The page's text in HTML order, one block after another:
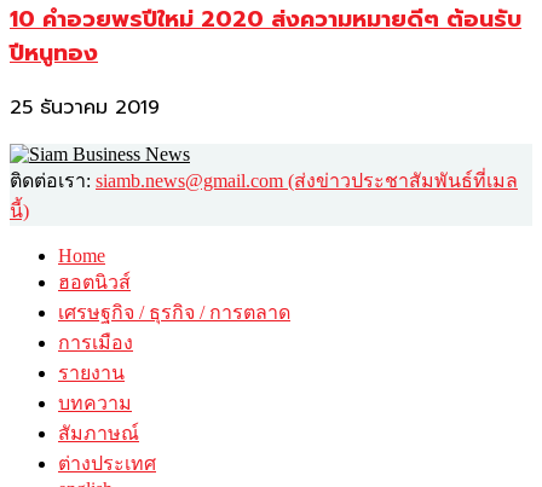
10 คำอวยพรปีใหม่ 2020 ส่งความหมายดีๆ ต้อนรับ
ปีหนูทอง
25 ธันวาคม 2019
ติดต่อเรา: siamb.news@gmail.com (ส่งข่าวประชาสัมพันธ์ที่เมล
นี้)
Home
ฮอตนิวส์
เศรษฐกิจ / ธุรกิจ / การตลาด
การเมือง
รายงาน
บทความ
สัมภาษณ์
ต่างประเทศ